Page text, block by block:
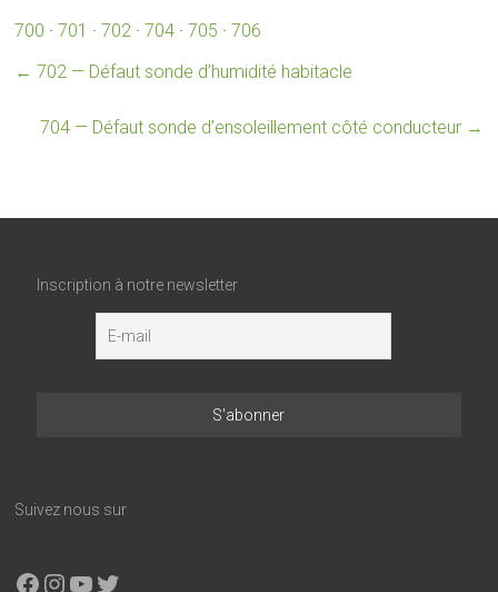
700 ·701 ·702 ·704 ·705 ·706
← 702 — Défaut sonde d’humidité habitacle
704 — Défaut sonde d’ensoleillement côté conducteur →
Inscription à notre newsletter
Suivez nous sur
Facebook
Instagram
YouTube
X